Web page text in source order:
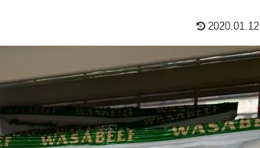
2020.01.12